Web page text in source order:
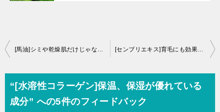
投
“[水溶性コラーゲン]保温、保湿が優れている
成分” への5件のフィードバック